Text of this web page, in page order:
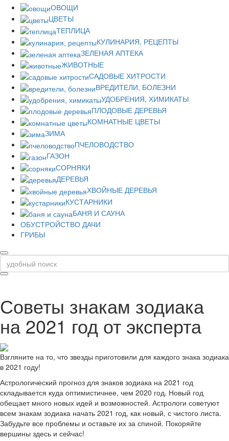
ОВОЩИ
ЦВЕТЫ
ТЕПЛИЦА
КУЛИНАРИЯ, РЕЦЕПТЫ
ЗЕЛЕНАЯ АПТЕКА
ЖИВОТНЫЕ
САДОВЫЕ ХИТРОСТИ
ВРЕДИТЕЛИ, БОЛЕЗНИ
УДОБРЕНИЯ, ХИМИКАТЫ
ПЛОДОВЫЕ ДЕРЕВЬЯ
КОМНАТНЫЕ ЦВЕТЫ
ЗИМА
ПЧЕЛОВОДСТВО
ГАЗОН
СОРНЯКИ
ДЕРЕВЬЯ
ХВОЙНЫЕ ДЕРЕВЬЯ
КУСТАРНИКИ
БАНЯ И САУНА
ОБУСТРОЙСТВО ДАЧИ
ГРИБЫ
Советы знакам зодиака
на 2021 год от эксперта
Взгляните на то, что звезды приготовили для каждого знака зодиака
в 2021 году!
Астрологический прогноз для знаков зодиака на 2021 год
складывается куда оптимистичнее, чем 2020 год. Новый год
обещает много новых идей и возможностей. Астрологи советуют
всем знакам зодиака начать 2021 год, как новый, с чистого листа.
Забудьте все проблемы и оставьте их за спиной. Покоряйте
вершины здесь и сейчас!